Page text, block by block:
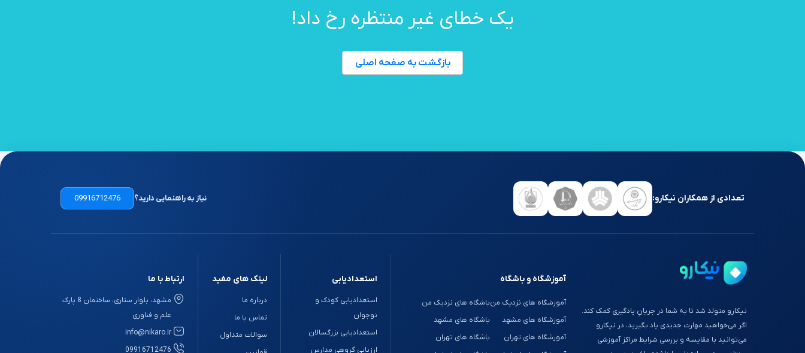
یک خطای غیر منتظره رخ داد!
بازگشت به صفحه اصلی
تعدادی از همکاران نیکارو: نیاز به راهنمایی دارید؟ 09916712476
نیکارو متولد شد تا به شما در جریانِ یادگیری کمک کند.
اگر می‌خواهید مهارت جدیدی یاد بگیرید، در نیکارو
می‌توانید با مقایسه و بررسی شرایط مراکز آموزشی
آموزشگاه و باشگاه
آموزشگاه های نزدیک من
آموزشگاه های مشهد
آموزشگاه های تهران
باشگاه های نزدیک من
باشگاه های مشهد
باشگاه های تهران
استعدادیابی
استعدادیابی کودک و
نوجوان
استعدادیابی بزرگسالان
ارزیابی گروهی مدارس
لینک های مفید
درباره ما
تماس با ما
سوالات متداول
ارتباط با ما
مشهد، بلوار ستاری، ساختمان 8 پارک
علم و فناوری
info@nikaro.ir
09916712476